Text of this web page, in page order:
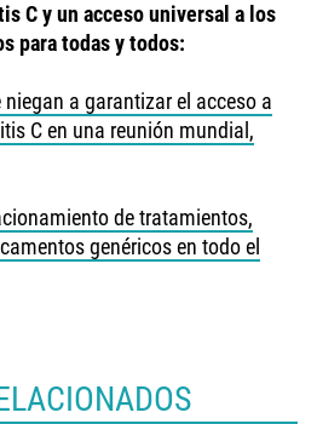
C y un acceso universal a los
para todas y todos:
a garantizar el acceso a
C en una reunión mundial,
de tratamientos,
genéricos en todo el